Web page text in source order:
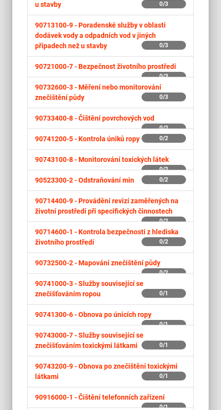
u stavby
0/3
90713100-9 -Poradenské služby v oblasti
dodávek vody a odpadních vod v jiných
případech než u stavby
0/3
90721000-7 -Bezpečnost životního prostředí
0/3
90732600-3 -Měření nebo monitorování
znečištění půdy
0/3
90733400-8 -Čištění povrchových vod
0/2
90741200-5 -Kontrola úniků ropy 0/2
90743100-8 -Monitorování toxických látek
0/2
90523300-2 -Odstraňování min 0/2
90714400-9 -Provádění revizí zaměřených na
životní prostředí při specifických činnostech
0/2
90714600-1 -Kontrola bezpečnosti z hlediska
životního prostředí
0/2
90732500-2 -Mapování znečištění půdy
0/2
90741000-3 -Služby související se
znečišťováním ropou
0/1
90741300-6 -Obnova po únicích ropy
0/1
90743000-7 -Služby související se
znečišťováním toxickými látkami
0/1
90743200-9 -Obnova po znečištění toxickými
látkami
0/1
90916000-1 -Čištění telefonních zařízení
0/1